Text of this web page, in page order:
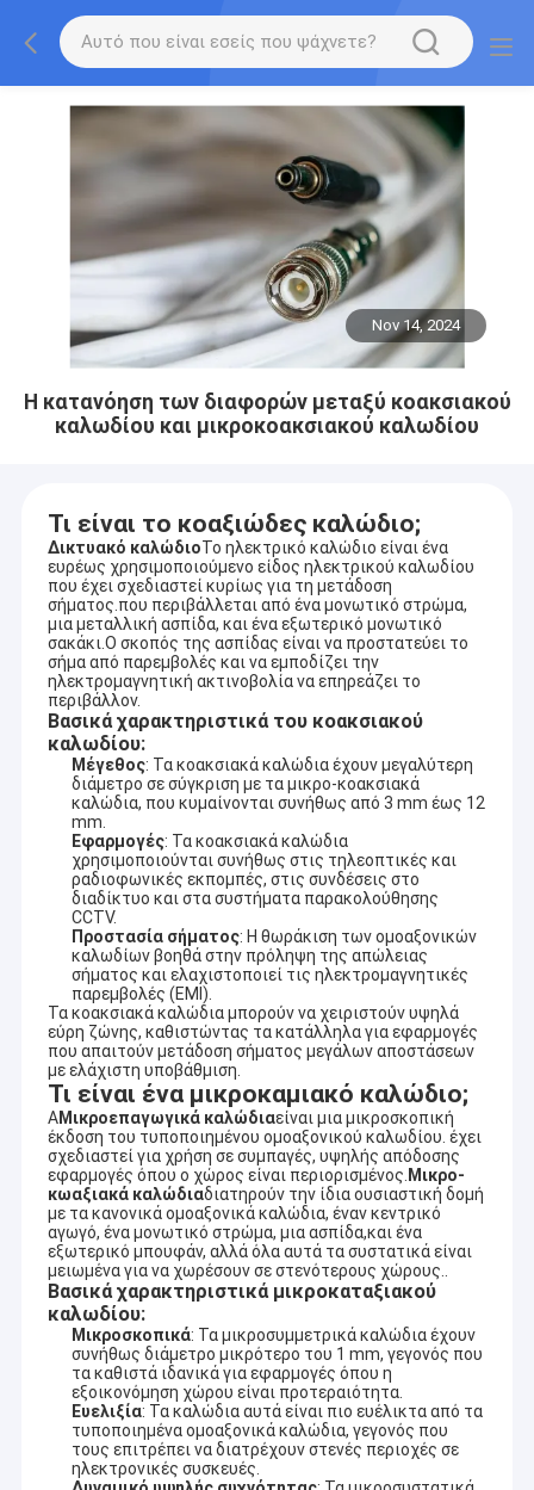
Nov 14, 2024
Η κατανόηση των διαφορών μεταξύ κοακσιακού
καλωδίου και μικροκοακσιακού καλωδίου
Τι είναι το κοαξιώδες καλώδιο;
Δικτυακό καλώδιοΤο ηλεκτρικό καλώδιο είναι ένα
ευρέως χρησιμοποιούμενο είδος ηλεκτρικού καλωδίου
που έχει σχεδιαστεί κυρίως για τη μετάδοση
σήματος.που περιβάλλεται από ένα μονωτικό στρώμα,
μια μεταλλική ασπίδα, και ένα εξωτερικό μονωτικό
σακάκι.Ο σκοπός της ασπίδας είναι να προστατεύει το
σήμα από παρεμβολές και να εμποδίζει την
ηλεκτρομαγνητική ακτινοβολία να επηρεάζει το
περιβάλλον.
Βασικά χαρακτηριστικά του κοακσιακού
καλωδίου:
Μέγεθος: Τα κοακσιακά καλώδια έχουν μεγαλύτερη
διάμετρο σε σύγκριση με τα μικρο-κοακσιακά
καλώδια, που κυμαίνονται συνήθως από 3 mm έως 12
mm.
Εφαρμογές: Τα κοακσιακά καλώδια
χρησιμοποιούνται συνήθως στις τηλεοπτικές και
ραδιοφωνικές εκπομπές, στις συνδέσεις στο
διαδίκτυο και στα συστήματα παρακολούθησης
CCTV.
Προστασία σήματος: Η θωράκιση των ομοαξονικών
καλωδίων βοηθά στην πρόληψη της απώλειας
σήματος και ελαχιστοποιεί τις ηλεκτρομαγνητικές
παρεμβολές (EMI).
Τα κοακσιακά καλώδια μπορούν να χειριστούν υψηλά
εύρη ζώνης, καθιστώντας τα κατάλληλα για εφαρμογές
που απαιτούν μετάδοση σήματος μεγάλων αποστάσεων
με ελάχιστη υποβάθμιση.
Τι είναι ένα μικροκαμιακό καλώδιο;
ΑΜικροεπαγωγικά καλώδιαείναι μια μικροσκοπική
έκδοση του τυποποιημένου ομοαξονικού καλωδίου. έχει
σχεδιαστεί για χρήση σε συμπαγές, υψηλής απόδοσης
εφαρμογές όπου ο χώρος είναι περιορισμένος. Μικρο-
κωαξιακά καλώδιαδιατηρούν την ίδια ουσιαστική δομή
με τα κανονικά ομοαξονικά καλώδια, έναν κεντρικό
αγωγό, ένα μονωτικό στρώμα, μια ασπίδα,και ένα
εξωτερικό μπουφάν, αλλά όλα αυτά τα συστατικά είναι
μειωμένα για να χωρέσουν σε στενότερους χώρους..
Βασικά χαρακτηριστικά μικροκαταξιακού
καλωδίου:
Μικροσκοπικά: Τα μικροσυμμετρικά καλώδια έχουν
συνήθως διάμετρο μικρότερο του 1 mm, γεγονός που
τα καθιστά ιδανικά για εφαρμογές όπου η
εξοικονόμηση χώρου είναι προτεραιότητα.
Ευελιξία: Τα καλώδια αυτά είναι πιο ευέλικτα από τα
τυποποιημένα ομοαξονικά καλώδια, γεγονός που
τους επιτρέπει να διατρέχουν στενές περιοχές σε
ηλεκτρονικές συσκευές.